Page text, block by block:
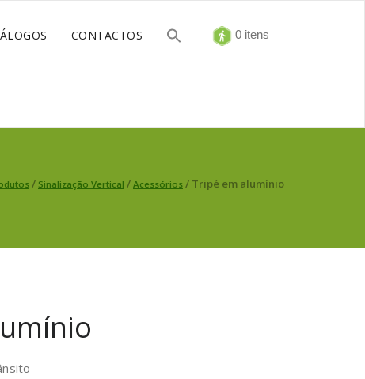
CONTACTOS 0 itens
/ Sinalização Vertical / Acessórios / Tripé em alumínio